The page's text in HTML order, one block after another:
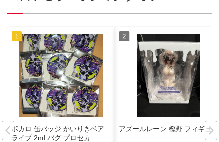
ボカロ 缶バッジ かいりきベア
ライブ 2nd バグ プロセカ
アズールレーン 樫野 フィギュア